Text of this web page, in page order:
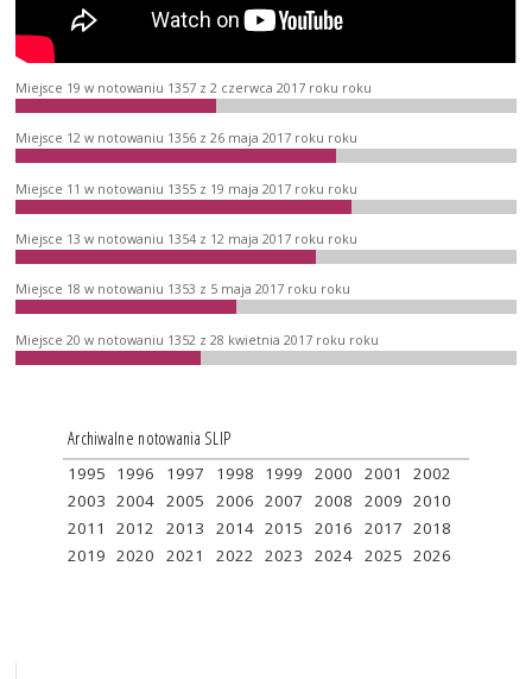
Miejsce 19 w notowaniu 1357 z 2 czerwca 2017 roku roku
Miejsce 12 w notowaniu 1356 z 26 maja 2017 roku roku
Miejsce 11 w notowaniu 1355 z 19 maja 2017 roku roku
Miejsce 13 w notowaniu 1354 z 12 maja 2017 roku roku
Miejsce 18 w notowaniu 1353 z 5 maja 2017 roku roku
Miejsce 20 w notowaniu 1352 z 28 kwietnia 2017 roku roku
Archiwalne notowania SLIP
1995 1996 1997 1998 1999 2000 2001
2002
2003 2004 2005 2006 2007 2008 2009 2010
2011
2012 2013 2014 2015 2016 2017 2018
2019 2020 2021 2022 2023 2024 2025 2026